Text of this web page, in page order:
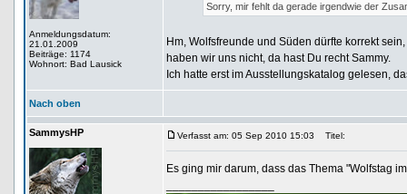
Anmeldungsdatum:
21.01.2009
Beiträge: 1174
Wohnort: Bad Lausick
Sorry, mir fehlt da gerade irgendwie der
Hm, Wolfsfreunde und Süden dürfte korrekt
haben wir uns nicht, da hast Du recht Sammy.
Ich hatte erst im Ausstellungskatalog gelesen,
Nach oben
SammysHP Verfasst am: 05 Sep 2010 15:03 Titel:
Es ging mir darum, dass das Thema "Wolfstag